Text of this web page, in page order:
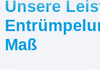
Unsere
Maß